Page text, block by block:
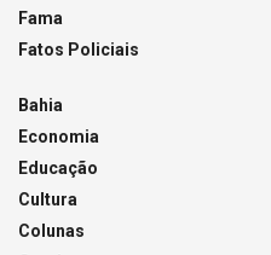
Fama
Fatos Policiais
Bahia
Economia
Educação
Cultura
Colunas